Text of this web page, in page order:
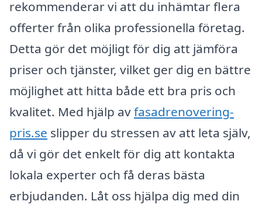
rekommenderar vi att du inhämtar flera
offerter från olika professionella företag.
Detta gör det möjligt för dig att jämföra
priser och tjänster, vilket ger dig en bättre
möjlighet att hitta både ett bra pris och
kvalitet. Med hjälp avfasadrenovering-
pris.se slipper du stressen av att leta själv,
då vi gör det enkelt för dig att kontakta
lokala experter och få deras bästa
erbjudanden. Låt oss hjälpa dig med din